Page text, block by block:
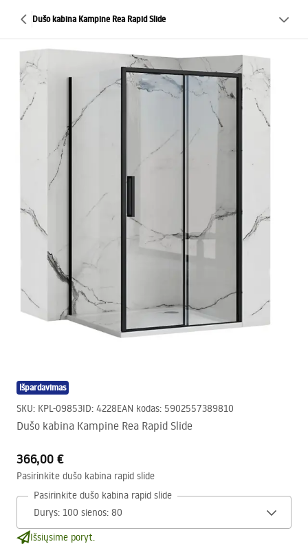
Dušo kabina Kampine Rea Rapid Slide
Išpardavimas
SKU: KPL-09853ID: 4228EAN kodas: 5902557389810
Dušo kabina Kampine Rea Rapid Slide
366,00 €
Pasirinkite dušo kabina rapid slide
Pasirinkite dušo kabina rapid slide
Išsiųsime poryt.